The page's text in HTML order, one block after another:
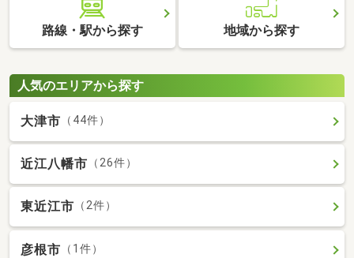
路線・駅から探す 地域から探す
人気のエリアから探す
大津市 （44件）
近江八幡市 （26件）
東近江市 （2件）
彦根市 （1件）